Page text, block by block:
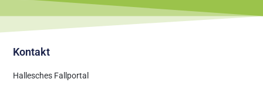
Kontakt
Hallesches Fallportal